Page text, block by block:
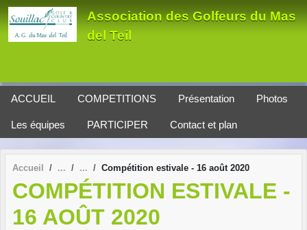
Association des Golfeurs du Mas
del Teil
ACCUEIL COMPETITIONS Présentation Photos
Les équipes PARTICIPER Contact et plan
Accueil Compétition estivale - 16 août 2020
COMPÉTITION ESTIVALE -
16 AOÛT 2020
Panneau de gestion des cookies